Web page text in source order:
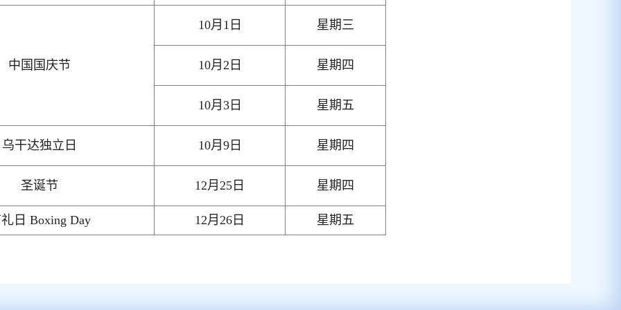
中国国庆节
10月1日 星期三
10月2日 星期四
10月3日 星期五
乌干达独立日 10月9日 星期四
圣诞节 12月25日 星期四
日 Boxing Day 12月26日 星期五